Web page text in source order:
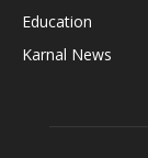
Education
Karnal News